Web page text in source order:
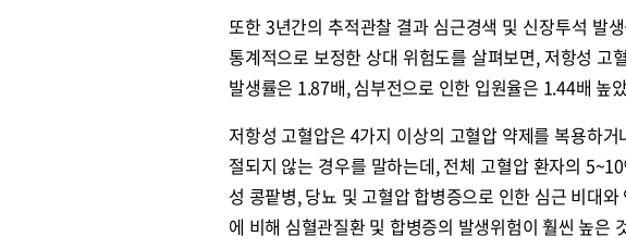
또한 3년간의 추적관찰 결과 심근경색 및 신장투석 발
통계적으로 보정한 상대 위험도를 살펴보면, 저항성
발생률은 1.87배, 심부전으로 인한 입원율은 1.44배 높
저항성 고혈압은 4가지 이상의 고혈압 약제를 복용하
절되지 않는 경우를 말하는데, 전체 고혈압 환자의
성 콩팥병, 당뇨 및 고혈압 합병증으로 인한 심근 비대
에 비해 심혈관질환 및 합병증의 발생위험이 훨씬 높은